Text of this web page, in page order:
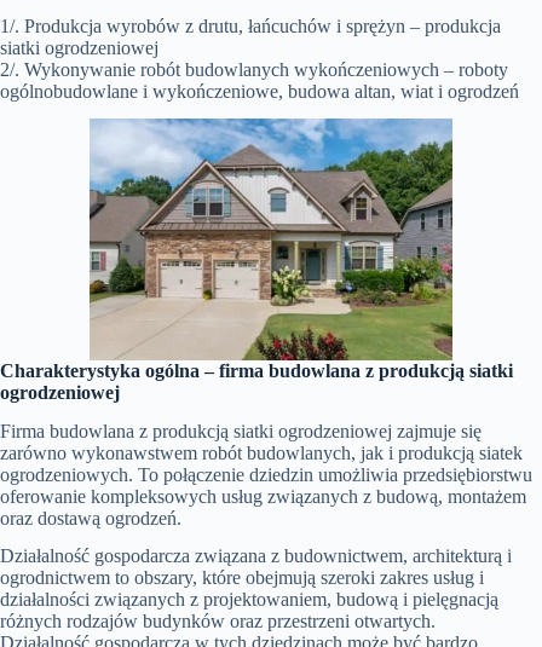
1/. Produkcja wyrobów z drutu, łańcuchów i sprężyn – produkcja
siatki ogrodzeniowej
2/. Wykonywanie robót budowlanych wykończeniowych – roboty
ogólnobudowlane i wykończeniowe, budowa altan, wiat i ogrodzeń
Charakterystyka ogólna –firma budowlana z produkcją siatki
ogrodzeniowej
Firma budowlana z produkcją siatki ogrodzeniowej zajmuje się
zarówno wykonawstwem robót budowlanych, jak i produkcją siatek
ogrodzeniowych. To połączenie dziedzin umożliwia przedsiębiorstwu
oferowanie kompleksowych usług związanych z budową, montażem
oraz dostawą ogrodzeń.
Działalność gospodarcza związana z budownictwem, architekturą i
ogrodnictwem to obszary, które obejmują szeroki zakres usług i
działalności związanych z projektowaniem, budową i pielęgnacją
różnych rodzajów budynków oraz przestrzeni otwartych.